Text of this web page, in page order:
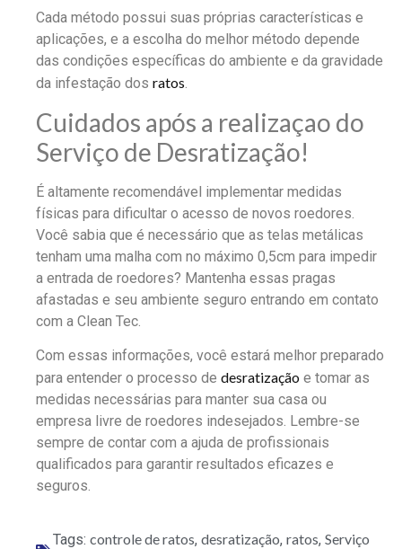
Cada método possui suas próprias características e
aplicações, e a escolha do melhor método depende
das condições específicas do ambiente e da gravidade
da infestação dos ratos.
Cuidados após a realizaçao do
Serviço de Desratização!
É altamente recomendável implementar medidas
físicas para dificultar o acesso de novos roedores.
Você sabia que é necessário que as telas metálicas
tenham uma malha com no máximo 0,5cm para impedir
a entrada de roedores? Mantenha essas pragas
afastadas e seu ambiente seguro entrando em contato
com a Clean Tec.
Com essas informações, você estará melhor preparado
para entender o processo de desratização e tomar as
medidas necessárias para manter sua casa ou
empresa livre de roedores indesejados. Lembre-se
sempre de contar com a ajuda de profissionais
qualificados para garantir resultados eficazes e
seguros.
Tags: controle de ratos, desratização, ratos, Serviço